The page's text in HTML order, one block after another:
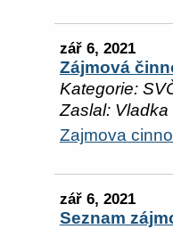
zář 6, 2021
Zájmová
Kategorie:
Zaslal: Vladka
Zajmova
zář 6, 2021
Seznam